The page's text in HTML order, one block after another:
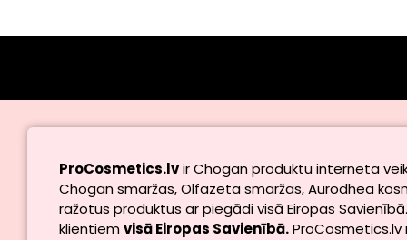
ProCosmetics.lvir Chogan produktu interneta
Chogan smaržas, Olfazeta smaržas, Aurodhea
ražotus produktus ar piegādi visā Eiropas
klientiemvisā Eiropas Savienībā.